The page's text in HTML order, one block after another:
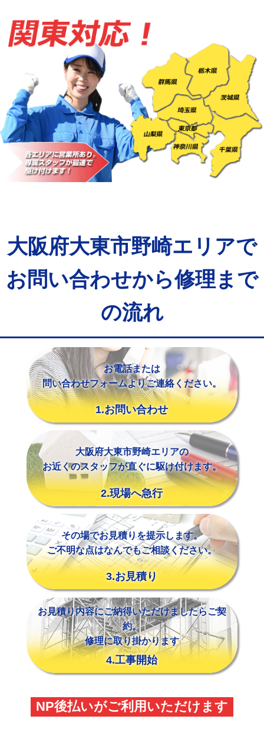
給水管工事※（土の掘削・埋め戻し作
業)
給水管工事※（塩ビ管（VP・HI）使
用/3ｍまで)
33,000円
給水管工事※（塩ビ管（VP・HI）使
用（追加）/3ｍ超え)
+8,800円
給水管工事※（ライニング鋼管・銅
管・ポリ管・HT管使用/3ｍまで)
44,000円
給水管工事※（ライニング鋼管・銅
管・ポリ管・HT管使用/3ｍ超え)
マス交換（深さ50㎝以上） 66,000円
コンクリート斫り（厚さ10㎝まで） 27,500円
コンクリート斫り（厚さ10㎝超え）
モルタル補修（厚さ10㎝超え） 38,500円
追加人工 16,500円
廃棄・処分 現場見積
※給水管工事は20mmまでの価格です。
大阪府大東市野崎エリアで
お問い合わせから修理まで
の流れ
お電話または
問い合わせフォームよりご連絡ください。
1.お問い合わせ
大阪府大東市野崎エリアの
お近くのスタッフが直ぐに駆け付けます。
2.現場へ急行
その場でお見積りを提示します。
ご不明な点はなんでもご相談ください。
3.お見積り
お見積り内容にご納得いただけましたらご契
約。
修理に取り掛かります
4.工事開始
NP後払いがご利用いただけます